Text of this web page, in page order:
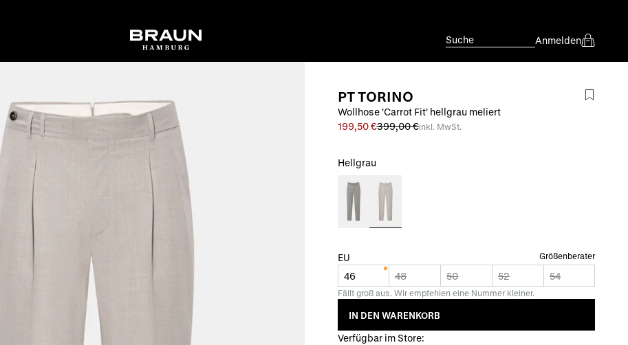
Suche Anmelden
PT TORINO
Wollhose 'Carrot Fit' hellgrau meliert
199,50 €399,00 €inkl. MwSt.
Hellgrau
EU Größenberater
46 48 50 52 54
Fällt groß aus. Wir empfehlen eine Nummer kleiner.
IN DEN WARENKORB
Verfügbar im Store: